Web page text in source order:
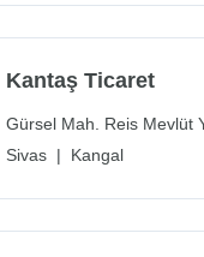
Kantaş Ticaret
Gürsel Mah. Reis Mevlüt
Sivas | Kangal